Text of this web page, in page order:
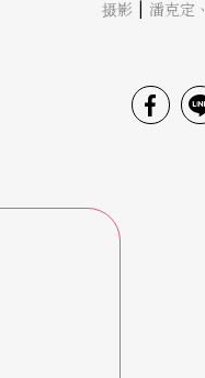
摄影 | 潘克定 、